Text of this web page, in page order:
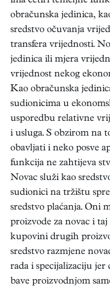
obračunska jedinica,
sredstvo očuvanja
transfera vrijednosti.
jedinica ili mjera
vrijednost nekog
Kao obračunska
sudionicima u
usporedbu relativne
i usluga. S obzirom na
obavljati i neko posve
funkcija ne zahtijeva
Novac služi kao
sudionici na tržištu
sredstvo plaćanja. Oni
proizvode za novac i
kupovini drugih
sredstvo razmjene
rada i specijalizaciju jer
bave proizvodnjom